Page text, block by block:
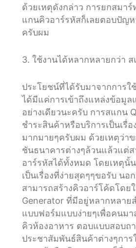
ด้วยเหตุดังกล่าว การยกสมา
แกนคิวอาร์รหัสก็เลยตอบปัญห
ครับผม
3. ใช้งานได้หลากหลายกว่า
ประโยชน์ที่ได้รับมาจากการใ
ได้มีแค่การเข้าถึงแหล่งข้อมูล
อย่างเดียวนะครับ การสแกน
ชำระสินค้าหรือบริการเป็นเรื่
มากมายๆครับผม ด้วยเหตุว่า
ชันธนาคารต่างๆล้วนแล้วแต่
อาร์รหัสได้ทั้งหมด โดยเหตุนั้น
เป็นเรื่องที่ง่ายสุดๆๆขอรับ น
สามารถสร้างคิวอาร์โค้ดโดย
Generator ที่มีอยู่หลากหลาย
แบบฟอร์มแบบง่ายๆเพื่อคนมา
คิวห้องอาหาร ตอบแบบสอบถ
ประชาสัมพันธ์สินค้าต่างๆการ